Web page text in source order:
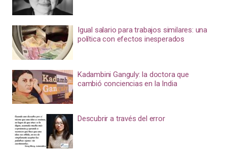
Igual salario para trabajos similares: una
política con efectos inesperados
Kadambini Ganguly: la doctora que
cambió conciencias en la India
Descubrir a través del error